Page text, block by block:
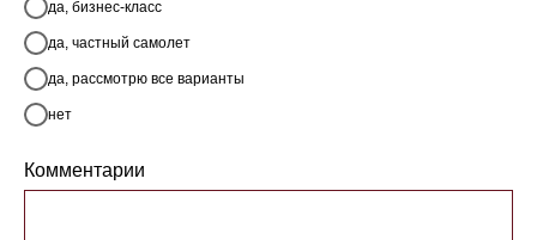
да, бизнес-класс
да, частный самолет
да, рассмотрю все варианты
нет
Комментарии